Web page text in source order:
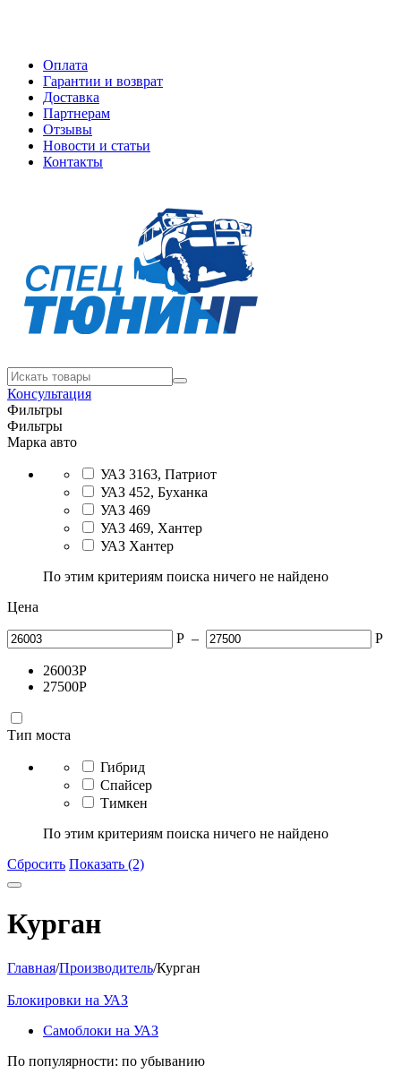
Оплата
Гарантии и возврат
Доставка
Партнерам
Отзывы
Новости и статьи
Контакты
Консультация
Фильтры
Фильтры
Марка авто
УАЗ 3163, Патриот
УАЗ 452, Буханка
УАЗ 469
УАЗ 469, Хантер
УАЗ Хантер
По этим критериям поиска ничего не найдено
Цена
Р – Р
26003Р
27500Р
Тип моста
Гибрид
Спайсер
Тимкен
По этим критериям поиска ничего не найдено
Сбросить Показать (2)
Курган
Главная/Производитель/Курган
Блокировки на УАЗ
Самоблоки на УАЗ
По популярности: по убыванию